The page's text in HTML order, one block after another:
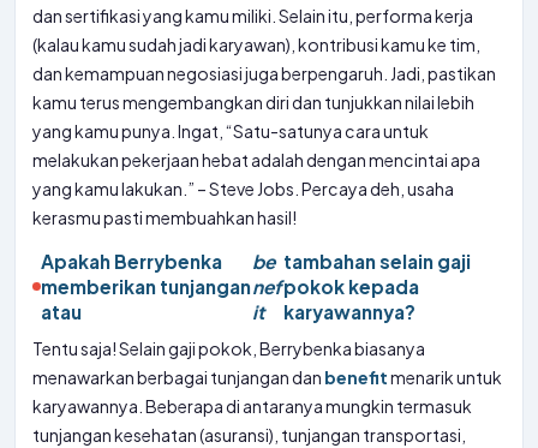
dan sertifikasi yang kamu miliki. Selain itu, performa kerja
(kalau kamu sudah jadi karyawan), kontribusi kamu ke tim,
dan kemampuan negosiasi juga berpengaruh. Jadi, pastikan
kamu terus mengembangkan diri dan tunjukkan nilai lebih
yang kamu punya. Ingat, “Satu-satunya cara untuk
melakukan pekerjaan hebat adalah dengan mencintai apa
yang kamu lakukan.” – Steve Jobs. Percaya deh, usaha
kerasmu pasti membuahkan hasil!
Apakah Berrybenka
memberikan tunjangan
atau
be
nef
it
tambahan selain gaji
pokok kepada
karyawannya?
Tentu saja! Selain gaji pokok, Berrybenka biasanya
menawarkan berbagai tunjangan dan benefitmenarik untuk
karyawannya. Beberapa di antaranya mungkin termasuk
tunjangan kesehatan (asuransi), tunjangan transportasi,